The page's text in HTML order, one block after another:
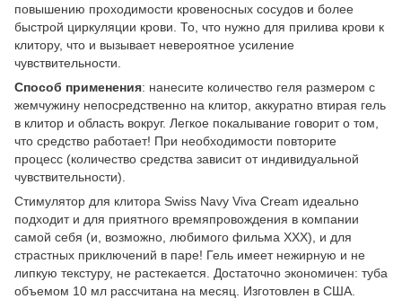
повышению проходимости кровеносных сосудов и более
быстрой циркуляции крови. То, что нужно для прилива крови к
клитору, что и вызывает невероятное усиление
чувствительности.
Способ применения: нанесите количество геля размером с
жемчужину непосредственно на клитор, аккуратно втирая гель
в клитор и область вокруг. Легкое покалывание говорит о том,
что средство работает! При необходимости повторите
процесс (количество средства зависит от индивидуальной
чувствительности).
Стимулятор для клитора Swiss Navy Viva Cream идеально
подходит и для приятного времяпровождения в компании
самой себя (и, возможно, любимого фильма ХХХ), и для
страстных приключений в паре! Гель имеет нежирную и не
липкую текстуру, не растекается. Достаточно экономичен: туба
объемом 10 мл рассчитана на месяц. Изготовлен в США.